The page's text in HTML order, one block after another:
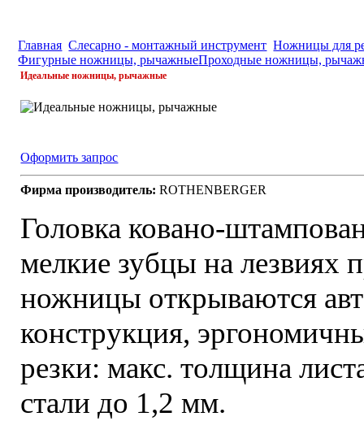
Главная Слесарно - монтажный инструмент Ножницы для
Фигурные ножницы, рычажныеПроходные ножницы,
Идеальные ножницы, рычажные
Оформить запрос
Фирма производитель: ROTHENBERGER
Головка ковано-
мелкие зубцы на лезвиях
ножницы открываются
конструкция,
резки: макс. толщина
стали до 1,2 мм.